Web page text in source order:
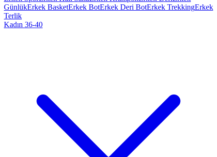
GünlükErkek BasketErkek BotErkek Deri BotErkek TrekkingErkek
Terlik
Kadın 36-40